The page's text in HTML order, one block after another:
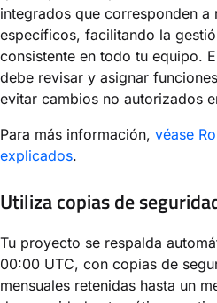
integrados que corresponden a
específicos, facilitando la
consistente en todo tu equipo.
debe revisar y asignar
evitar cambios no autorizados
Para más información, véase
explicados.
Utiliza copias de
Tu proyecto se respalda
00:00 UTC, con copias de
mensuales retenidas hasta un